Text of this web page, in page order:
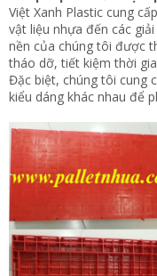
Việt Xanh Plastic cung
vật liệu nhựa đến các
nền của chúng tôi được
tháo dỡ, tiết kiệm thời
Đặc biệt, chúng tôi cung
kiểu dáng khác nhau để